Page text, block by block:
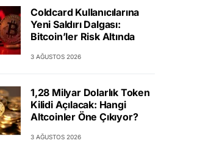
Coldcard Kullanıcılarına
Yeni Saldırı Dalgası:
Bitcoin’ler Risk Altında
3 AĞUSTOS 2026
1,28 Milyar Dolarlık Token
Kilidi Açılacak: Hangi
Altcoinler Öne Çıkıyor?
3 AĞUSTOS 2026